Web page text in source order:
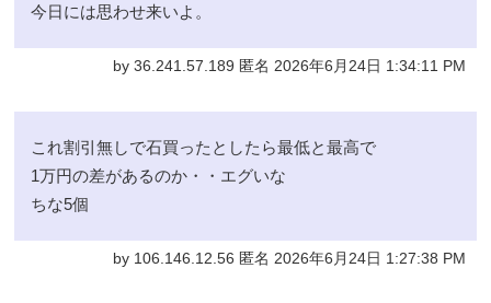
今日には思わせ来いよ。
by 36.241.57.189 匿名 2026年6月24日 1:34:11 PM
これ割引無しで石買ったとしたら最低と最高で
1万円の差があるのか・・エグいな
ちな5個
by 106.146.12.56 匿名 2026年6月24日 1:27:38 PM